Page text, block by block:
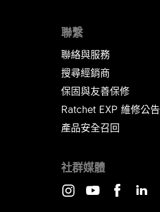
聯繫
聯絡與服務
搜尋經銷商
保固與友善保修
Ratchet EXP 維修公告​​​​​​​
產品安全召回
社群媒體